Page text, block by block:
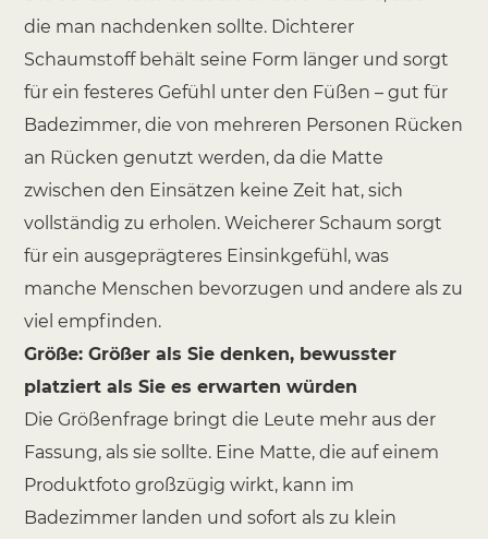
die man nachdenken sollte. Dichterer
Schaumstoff behält seine Form länger und sorgt
für ein festeres Gefühl unter den Füßen – gut für
Badezimmer, die von mehreren Personen Rücken
an Rücken genutzt werden, da die Matte
zwischen den Einsätzen keine Zeit hat, sich
vollständig zu erholen. Weicherer Schaum sorgt
für ein ausgeprägteres Einsinkgefühl, was
manche Menschen bevorzugen und andere als zu
viel empfinden.
Größe: Größer als Sie denken, bewusster
platziert als Sie es erwarten würden
Die Größenfrage bringt die Leute mehr aus der
Fassung, als sie sollte. Eine Matte, die auf einem
Produktfoto großzügig wirkt, kann im
Badezimmer landen und sofort als zu klein